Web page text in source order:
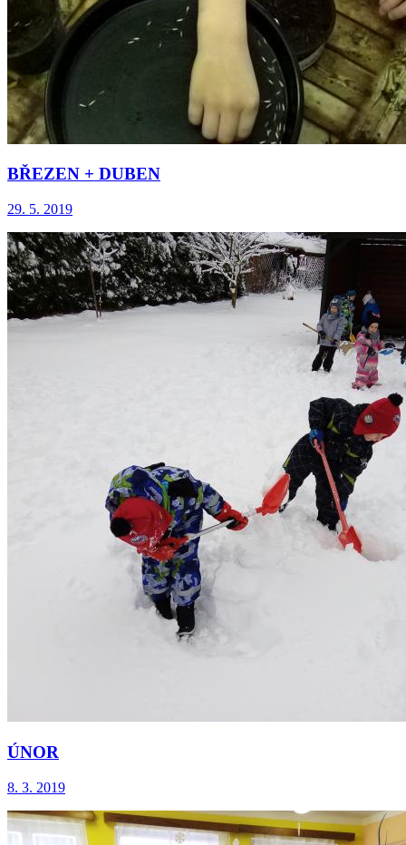
BŘEZEN + DUBEN
29. 5. 2019
ÚNOR
8. 3. 2019